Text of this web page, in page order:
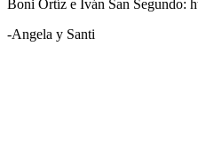
Boni Ortíz e Iván San Segundo:
-Angela y Santi